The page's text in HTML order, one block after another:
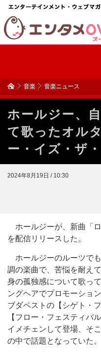
音楽 音楽ニュース
ホールジー、
て歌ったオル
ー・イズ・ザ
2024年8月19日 / 10:30
ホールジーが、新曲「ロ
を配信リリースした。
ホールジーのルーツで
調の楽曲で、苦悩を耐え
身の孤独感について歌っ
ングヘアでプロモーショ
ブダペストの【シゲト・
【フロー・フェスティバ
イメチェンして登場、そ
の中で話題となっていた。